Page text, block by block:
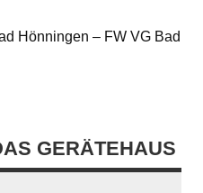
Hönningen – FW VG Bad
GERÄTEHAUS